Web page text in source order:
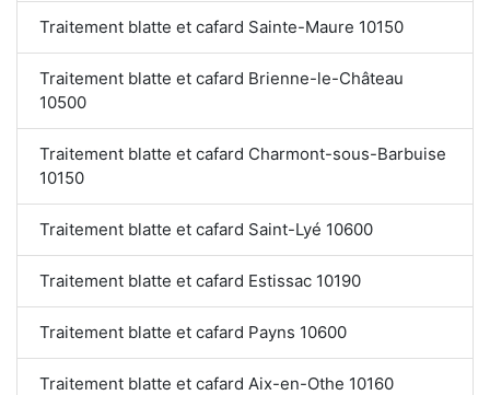
Traitement blatte et cafard Sainte-Maure 10150
Traitement blatte et cafard Brienne-le-Château
10500
Traitement blatte et cafard Charmont-sous-Barbuise
10150
Traitement blatte et cafard Saint-Lyé 10600
Traitement blatte et cafard Estissac 10190
Traitement blatte et cafard Payns 10600
Traitement blatte et cafard Aix-en-Othe 10160